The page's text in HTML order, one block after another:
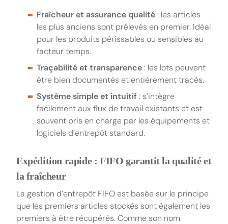
Fraîcheur et assurance qualité: les articles
les plus anciens sont prélevés en premier. Idéal
pour les produits périssables ou sensibles au
facteur temps.
Traçabilité et transparence: les lots peuvent
être bien documentés et entièrement tracés.
Système simple et intuitif: s’intègre
facilement aux flux de travail existants et est
souvent pris en charge par les équipements et
logiciels d’entrepôt standard.
Expédition rapide : FIFO garantit la qualité et
la fraîcheur
La gestion d’entrepôt FIFO est basée sur le principe
que les premiers articles stockés sont également les
premiers à être récupérés. Comme son nom